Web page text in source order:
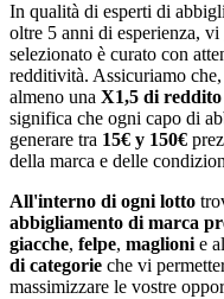
In qualità di esperti di
oltre 5 anni di esperienza,
selezionato è curato con
redditività. Assicuriamo
almeno una X1,5 di
significa che ogni capo di
generare tra 15€ y 150€
della marca e delle
All'interno di ogni lotto
abbigliamento di marca
giacche, felpe, maglioni e
di categorie che vi
massimizzare le vostre